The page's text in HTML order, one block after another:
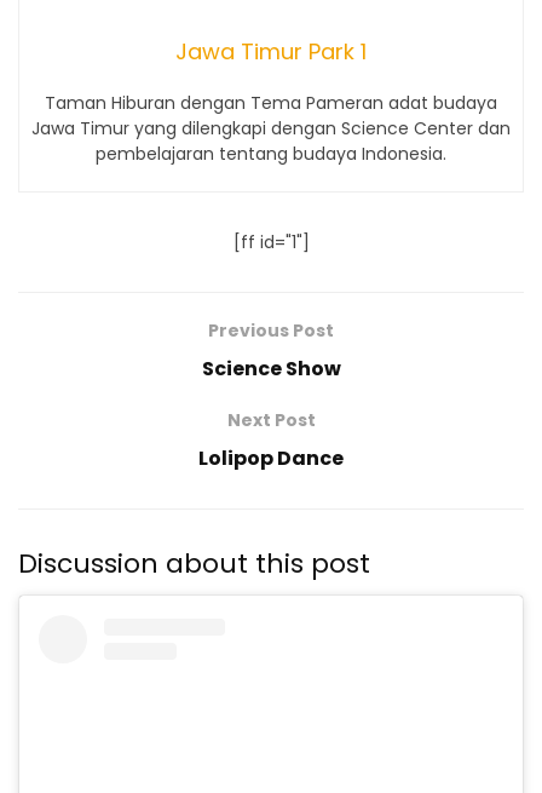
Jawa Timur Park 1
Taman Hiburan dengan Tema Pameran adat budaya
Jawa Timur yang dilengkapi dengan Science Center dan
pembelajaran tentang budaya Indonesia.
[ff id="1"]
Previous Post
Science Show
Next Post
Lolipop Dance
Discussion about this post